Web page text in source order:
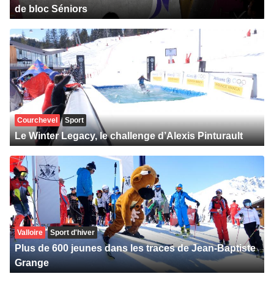
de bloc Séniors
Courchevel Sport
Le Winter Legacy, le challenge d’Alexis Pinturault
Valloire Sport d'hiver
Plus de 600 jeunes dans les traces de Jean-Baptiste
Grange